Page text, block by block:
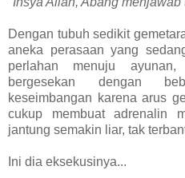
Dengan tubuh sedikit
aneka perasaan yang
perlahan menuju
bergesekan dengan
keseimbangan karena arus
cukup membuat adrenalin
jantung semakin liar, tak
Ini dia eksekusinya...